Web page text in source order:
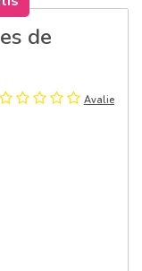
de
Avalie